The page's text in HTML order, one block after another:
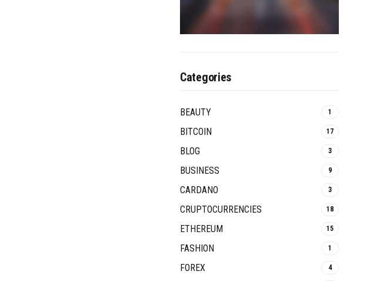
Categories
BEAUTY 1
BITCOIN 17
BLOG 3
BUSINESS 9
CARDANO 3
CRUPTOCURRENCIES 18
ETHEREUM 15
FASHION 1
FOREX 4